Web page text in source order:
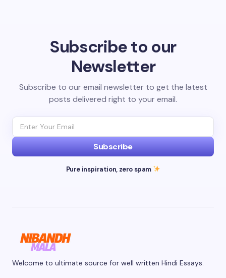
Subscribe to our
Newsletter
Subscribe to our email newsletter to get the latest
posts delivered right to your email.
Subscribe
Pure inspiration, zero spam
Welcome to ultimate source for well written Hindi Essays.